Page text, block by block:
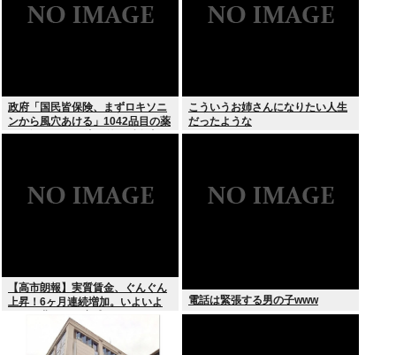
いる
政府「国民皆保険、まずロキソニ
ンから風穴あける」1042品目の薬
価4分の1を保険適用外で財布直
こういうお姉さんになりたい人生
だったような
【高市朗報】実質賃金、ぐんぐん
上昇！6ヶ月連続増加。いよいよ
国民も豊かさを実感か？インフレ
加速しなければ
電話は緊張する男の子www